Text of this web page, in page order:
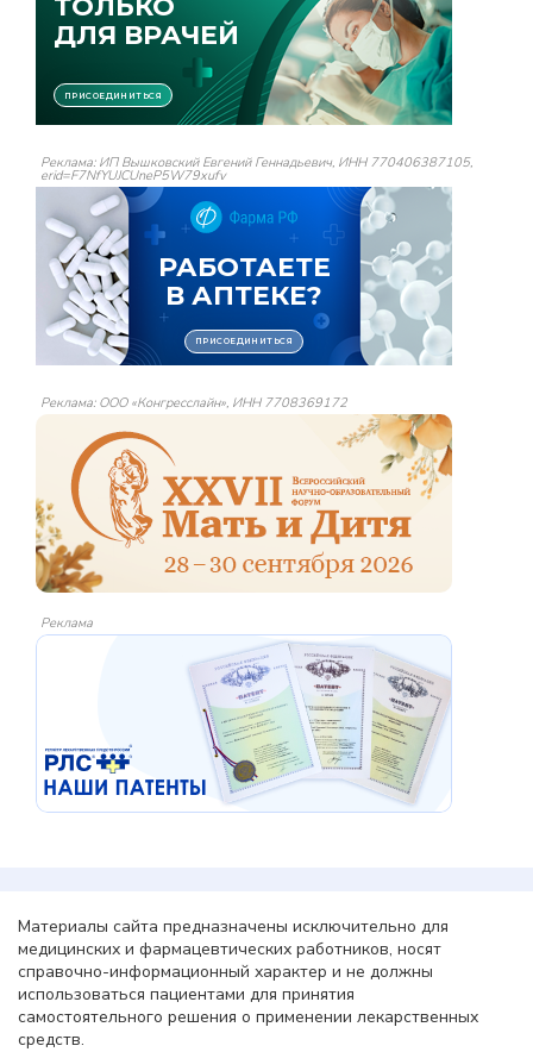
Реклама: ИП Вышковский Евгений Геннадьевич, ИНН 770406387105,
erid=F7NfYUJCUneP5W79xufv
Реклама: ООО «Конгресслайн», ИНН 7708369172
Реклама
Материалы сайта предназначены исключительно для
медицинских и фармацевтических работников, носят
справочно-информационный характер и не должны
использоваться пациентами для принятия
самостоятельного решения о применении лекарственных
средств.